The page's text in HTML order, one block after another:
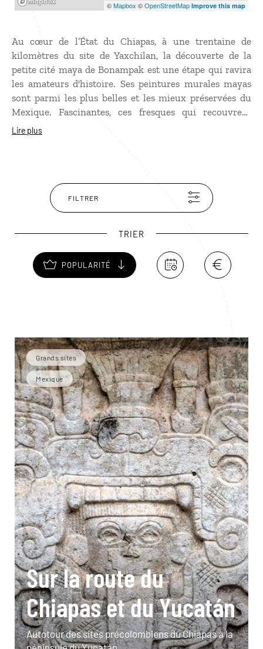
©Mapbox ©OpenStreetMap Improve this map
Au cœur de l’État du Chiapas, à une trentaine de
kilomètres du site de Yaxchilan, la découverte de la
petite cité maya de Bonampak est une étape qui ravira
les amateurs d'histoire. Ses peintures murales mayas
sont parmi les plus belles et les mieux préservées du
Mexique. Fascinantes, ces fresques qui recouvrent
notamment les murs intérieurs du Temple des
Lire plus
FILTRER
TRIER
POPULARITÉ
Grands sites
Mexique
Sur la route du
Chiapas et du Yucatán
Autotour des sites précolombiens du Chiapas à la